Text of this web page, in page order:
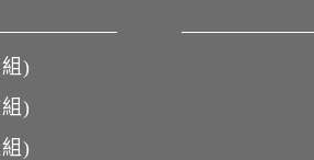
)
)
)